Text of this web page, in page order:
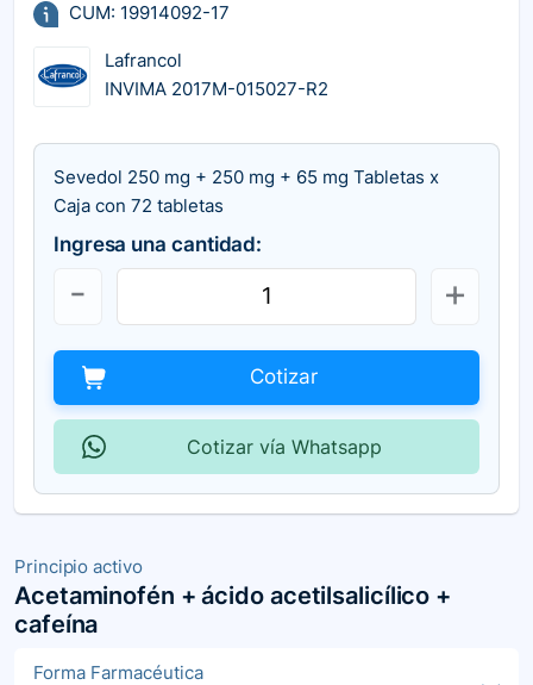
Principio activo
Acetaminofén + ácido acetilsalicílico +
cafeína
Forma Farmacéutica
CUM: 19914092-17
Lafrancol
INVIMA 2017M-015027-R2
Sevedol 250 mg + 250 mg + 65 mg Tabletas x
Caja con 72 tabletas
Ingresa una cantidad:
Cotizar
Cotizar vía Whatsapp